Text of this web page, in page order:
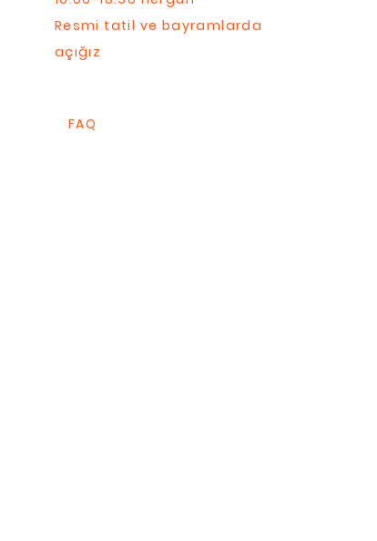
Resmi tatil ve bayramlarda
açığız
FAQ